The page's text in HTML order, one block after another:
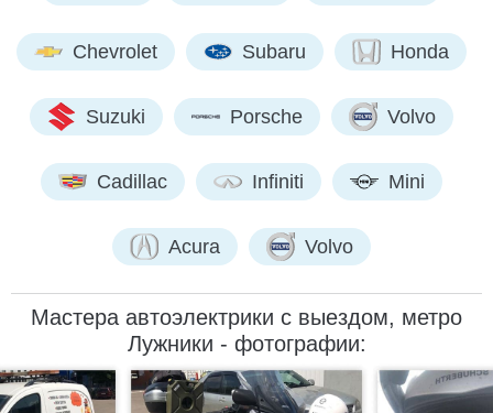
Chevrolet Subaru Honda
Suzuki Porsche Volvo
Cadillac Infiniti Mini
Acura Volvo
Мастера автоэлектрики с выездом, метро
Лужники - фотографии: